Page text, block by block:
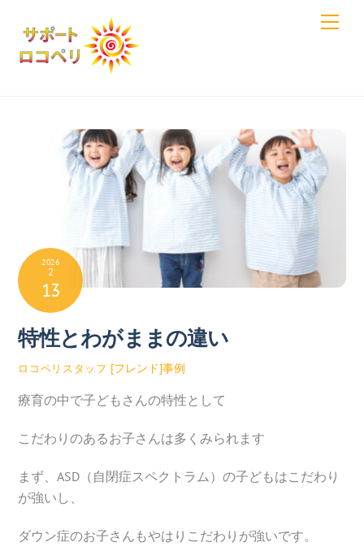
content
2026
2
13
特性とわがままの違い
ロコペリスタッフ [フレンド]事例
療育の中で子どもさんの特性として
こだわりのあるお子さんは多くみられます
まず、ASD（自閉症スペクトラム）の子どもはこだわり
が強いし、
ダウン症のお子さんもやはりこだわりが強いです。